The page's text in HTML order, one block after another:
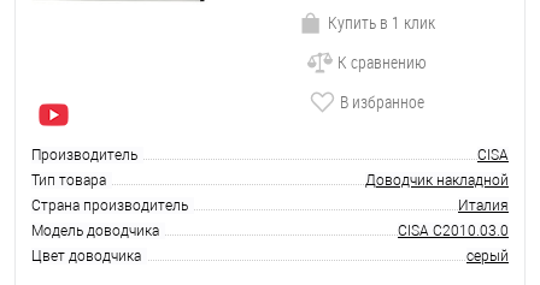
Купить в 1 клик
К сравнению
В избранное
Производитель
CISA
Тип товара
Доводчик накладной
Страна производитель
Италия
Модель доводчика
CISA C2010.03.0
Цвет доводчика
серый